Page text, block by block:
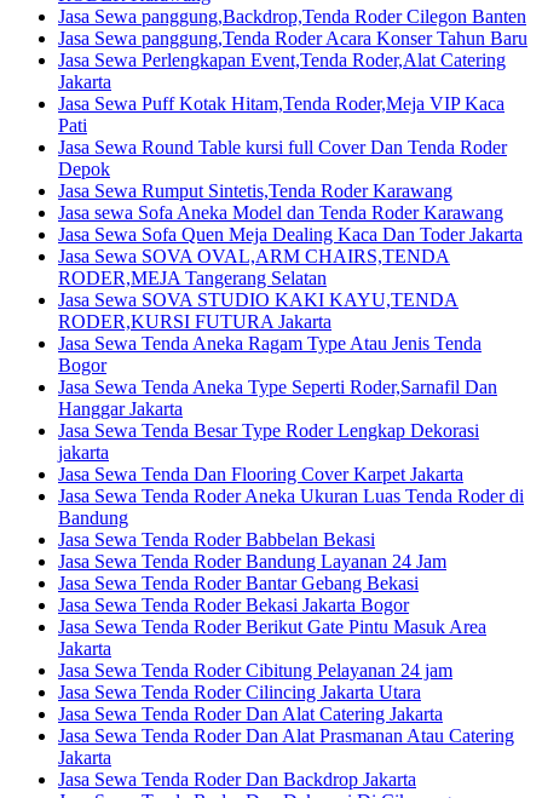
Jasa Sewa panggung,Backdrop,Tenda Roder Cilegon Banten
Jasa Sewa panggung,Tenda Roder Acara Konser Tahun Baru
Jasa Sewa Perlengkapan Event,Tenda Roder,Alat Catering
Jakarta
Jasa Sewa Puff Kotak Hitam,Tenda Roder,Meja VIP Kaca
Pati
Jasa Sewa Round Table kursi full Cover Dan Tenda Roder
Depok
Jasa Sewa Rumput Sintetis,Tenda Roder Karawang
Jasa sewa Sofa Aneka Model dan Tenda Roder Karawang
Jasa Sewa Sofa Quen Meja Dealing Kaca Dan Toder Jakarta
Jasa Sewa SOVA OVAL,ARM CHAIRS,TENDA
RODER,MEJA Tangerang Selatan
Jasa Sewa SOVA STUDIO KAKI KAYU,TENDA
RODER,KURSI FUTURA Jakarta
Jasa Sewa Tenda Aneka Ragam Type Atau Jenis Tenda
Bogor
Jasa Sewa Tenda Aneka Type Seperti Roder,Sarnafil Dan
Hanggar Jakarta
Jasa Sewa Tenda Besar Type Roder Lengkap Dekorasi
jakarta
Jasa Sewa Tenda Dan Flooring Cover Karpet Jakarta
Jasa Sewa Tenda Roder Aneka Ukuran Luas Tenda Roder di
Bandung
Jasa Sewa Tenda Roder Babbelan Bekasi
Jasa Sewa Tenda Roder Bandung Layanan 24 Jam
Jasa Sewa Tenda Roder Bantar Gebang Bekasi
Jasa Sewa Tenda Roder Bekasi Jakarta Bogor
Jasa Sewa Tenda Roder Berikut Gate Pintu Masuk Area
Jakarta
Jasa Sewa Tenda Roder Cibitung Pelayanan 24 jam
Jasa Sewa Tenda Roder Cilincing Jakarta Utara
Jasa Sewa Tenda Roder Dan Alat Catering Jakarta
Jasa Sewa Tenda Roder Dan Alat Prasmanan Atau Catering
Jakarta
Jasa Sewa Tenda Roder Dan Backdrop Jakarta